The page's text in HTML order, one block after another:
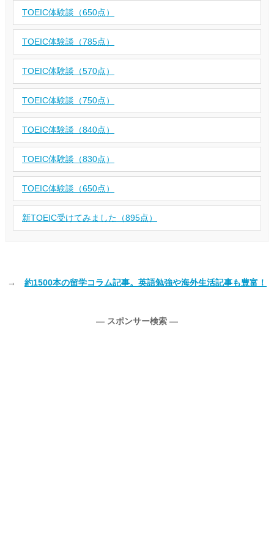
TOEIC体験談（650点）
TOEIC体験談（785点）
TOEIC体験談（570点）
TOEIC体験談（750点）
TOEIC体験談（840点）
TOEIC体験談（830点）
TOEIC体験談（650点）
新TOEIC受けてみました（895点）
→ 約1500本の留学コラム記事。英語勉強や海外生活記事も豊富！
― スポンサー検索 ―